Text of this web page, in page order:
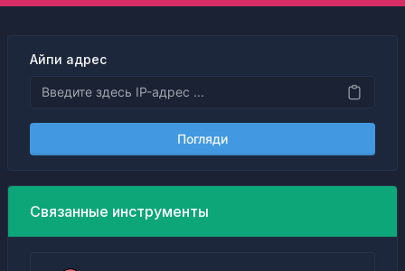
Айпи адрес
Погляди
Связанные инструменты